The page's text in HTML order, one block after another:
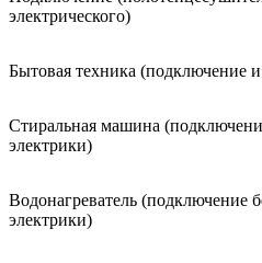
электрического)
Бытовая техника (подключение
Стиральная машина
электрики)
Водонагреватель (подключение
электрики)